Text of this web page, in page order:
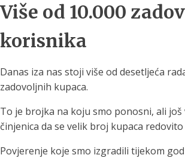
Više od 10.000
korisnika
Danas iza nas stoji više od desetljeća
zadovoljnih kupaca.
To je brojka na koju smo ponosni, ali još
činjenica da se velik broj kupaca redovito
Povjerenje koje smo izgradili tijekom